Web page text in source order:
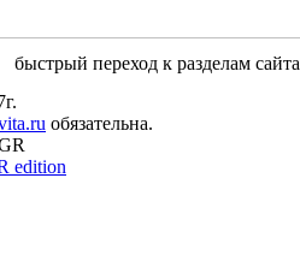
быстрый переход к разделам сайта
обязательна.
edition